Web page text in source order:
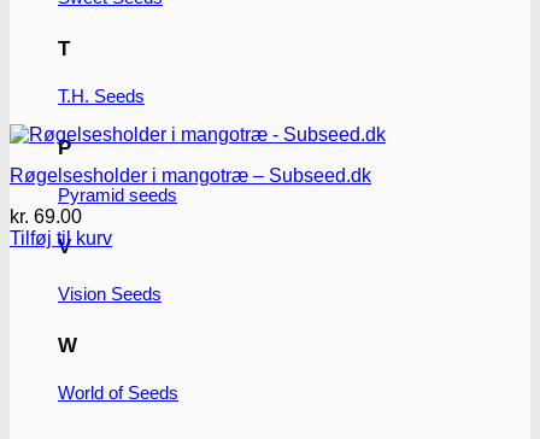
T
T.H. Seeds
P
Pyramid seeds
V
Vision Seeds
W
World of Seeds
Røgelsesholder i mangotræ – Subseed.dk
kr. 69.00
Tilføj til kurv